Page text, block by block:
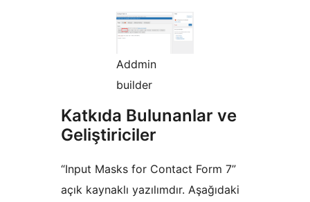
Addmin
builder
Katkıda Bulunanlar ve
Geliştiriciler
“Input Masks for Contact Form 7”
açık kaynaklı yazılımdır. Aşağıdaki